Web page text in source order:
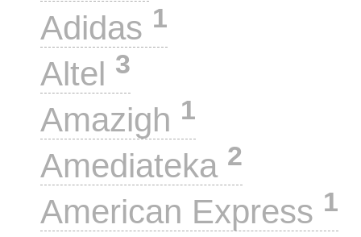
Adidas 1
Altel 3
Amazigh 1
Amediateka 2
American Express 1